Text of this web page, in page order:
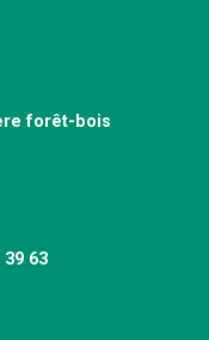
forêt-bois
63